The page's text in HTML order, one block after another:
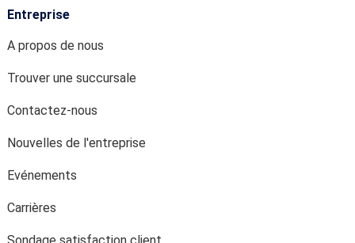
Contactez-nous
Nouvelles de l'entreprise
Evénements
Carrières
Sondage satisfaction client
Demandes de crédit